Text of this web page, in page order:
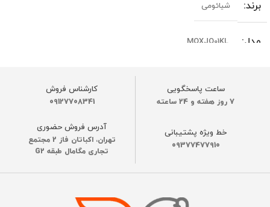
برند شیائومی
مدل MQXJQ01KL
ظرفیت باتری
ساعت پاسخگویی
7 روز هفته و 24 ساعته
کارشناس فروش
09127708341
خط ویژه پشتیبانی
09377477910
آدرس فروش حضوری
تهران، اکباتان فاز 2 مجتمع
تجاری مگامال طبقه G2